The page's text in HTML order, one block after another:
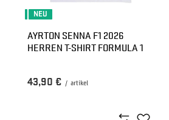
NEU
AYRTON SENNA F1 2026
HERREN T-SHIRT FORMULA 1
43,90 € / artikel